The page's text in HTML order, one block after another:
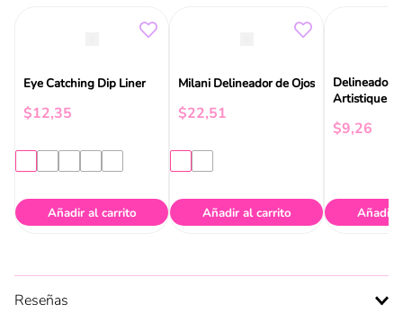
Eye Catching Dip Liner
$12,35
Añadir al carrito
Milani Delineador de Ojos
$22,51
Añadir al carrito
Delineador
Artistique
$9,26
Añadir
Reseñas